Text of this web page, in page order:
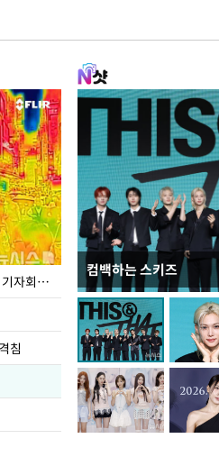
선관위 시간대별 투표율 입력 관련 기자회견하는 주진우 의원
침
컴백하는 스키즈
주유소 기름값 12주